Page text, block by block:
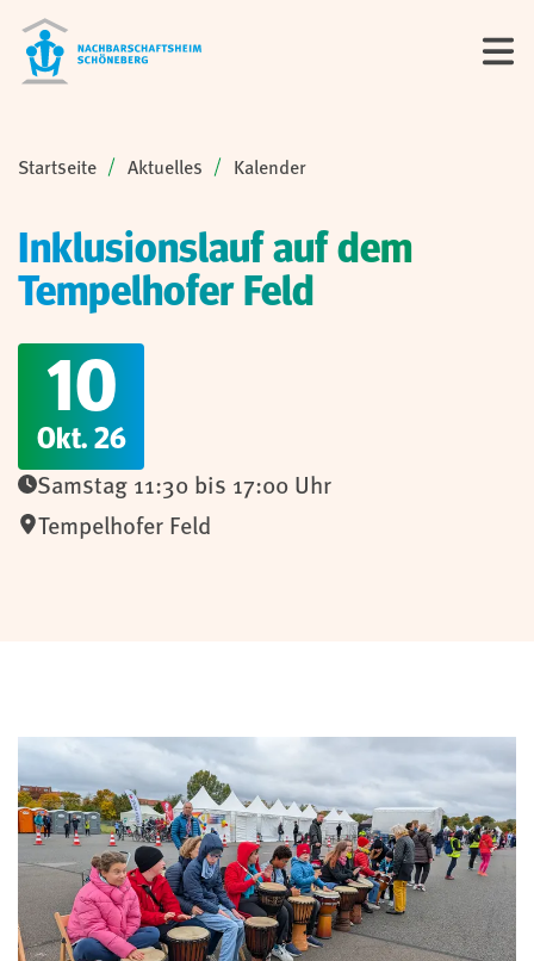
Sie sind hier:
Startseite Aktuelles Kalender
Inklusionslauf auf dem
Tempelhofer Feld
10
Okt. 26
Samstag 11:30 bis 17:00 Uhr
Tempelhofer Feld